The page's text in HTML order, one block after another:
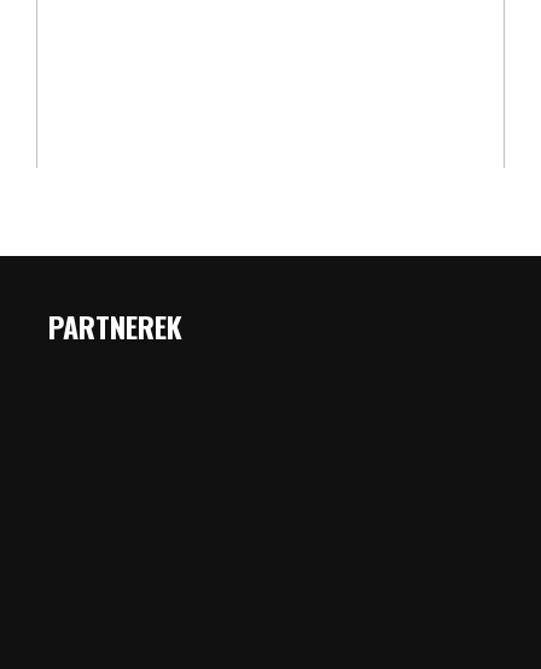
PARTNEREK